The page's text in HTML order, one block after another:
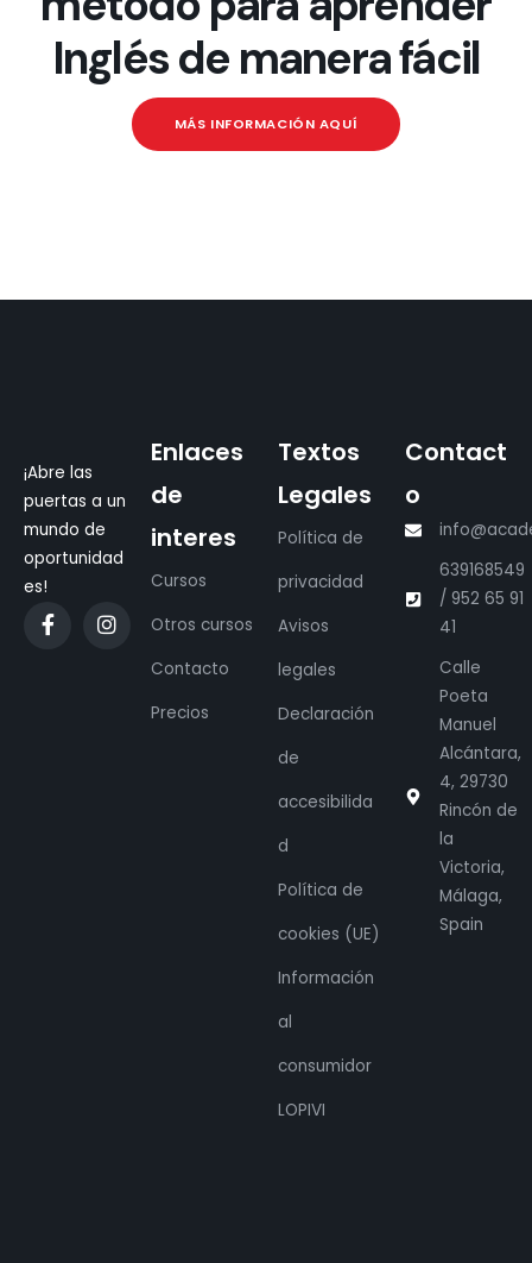
Inglés de manera fácil
MÁS INFORMACIÓN AQUÍ
¡Abre las
puertas a un
mundo de
oportunidad
es!
Enlaces
de
interes
Cursos
Otros cursos
Contacto
Precios
Textos
Legales
Política de
privacidad
Avisos
legales
Declaración
de
accesibilida
d
Política de
cookies (UE)
Información
al
consumidor
LOPIVI
Contact
o
639168549
/ 952 65 91
41
Calle
Poeta
Manuel
Alcántara,
4, 29730
Rincón de
la
Victoria,
Málaga,
Spain